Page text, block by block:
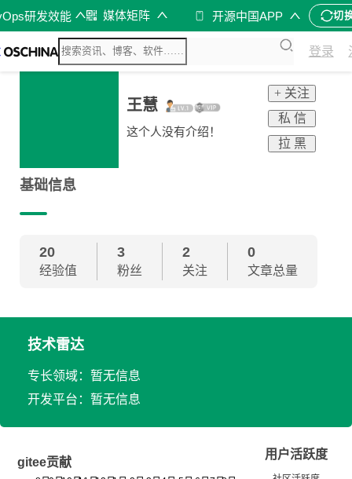
研发效能 媒体矩阵 开源中国APP 切
登录
王慧
这个人没有介绍！
+ 关注
私 信
拉 黑
基础信息
20
经验值
3
粉丝
2
关注
0
文章总量
技术雷达
专长领域：暂无信息
开发平台：暂无信息
gitee贡献
用户活跃度